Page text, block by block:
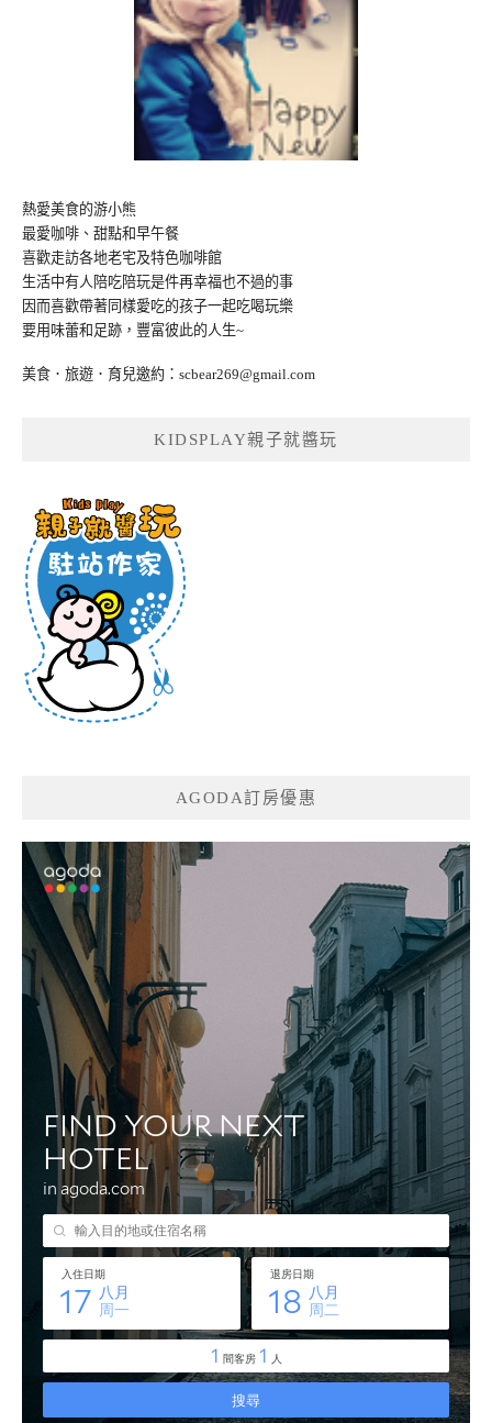
熱愛美食的游小熊
最愛咖啡、甜點和早午餐
喜歡走訪各地老宅及特色咖啡館
生活中有人陪吃陪玩是件再幸福也不過的事
因而喜歡帶著同樣愛吃的孩子一起吃喝玩樂
要用味蕾和足跡，豐富彼此的人生~
美食．旅遊．育兒邀約： scbear269@gmail.com
KIDSPLAY親子就醬玩
AGODA訂房優惠